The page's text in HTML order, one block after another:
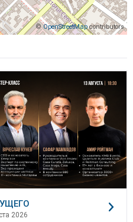
©OpenStreetMapcontributors
2026